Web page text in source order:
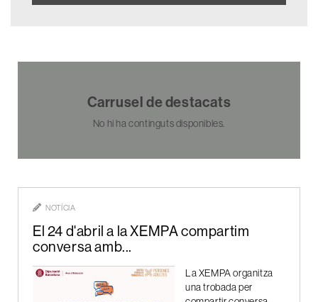
Carrusel de destacats
No hi ha continguts disponibles.
NOTÍCIA
El 24 d'abril a la XEMPA compartim
conversa amb...
La XEMPA organitza
una trobada per